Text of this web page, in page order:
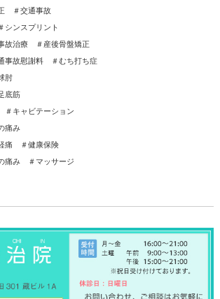
＃交通事故
ンスプリント
故治療 ＃産後骨盤矯正
事故慰謝料 ＃むち打ち症
肘
底筋
キャビテーション
痛み
痛 ＃健康保険
痛み ＃マッサージ